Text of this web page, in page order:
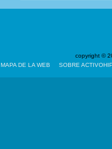
copyright ©
MAPA DE LA WEB SOBRE